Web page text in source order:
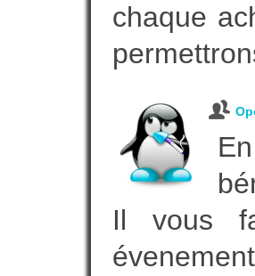
chaque
Il vous